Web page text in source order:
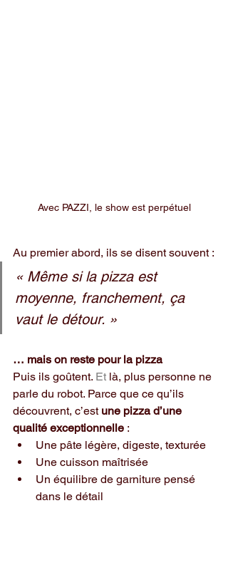
Avec PAZZI, le show est perpétuel
Au premier abord, ils se disent souvent :
« Même si la pizza est
moyenne, franchement, ça
vaut le détour. »
… mais on reste pour la pizza
Puis ils goûtent. Et là, plus personne ne
parle du robot. Parce que ce qu’ils
découvrent, c’est une pizza d’une
qualité exceptionnelle :
Une pâte légère, digeste, texturée
Une cuisson maîtrisée
Un équilibre de garniture pensé
dans le détail